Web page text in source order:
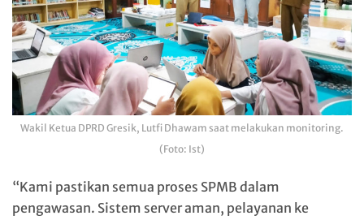
Wakil Ketua DPRD Gresik, Lutfi Dhawam saat melakukan monitoring.
(Foto: Ist)
“Kami pastikan semua proses SPMB dalam
pengawasan. Sistem server aman, pelayanan ke